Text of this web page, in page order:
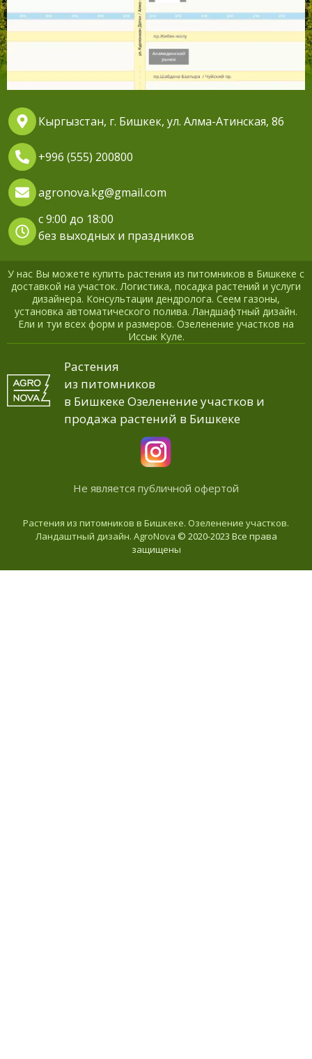
Кыргызстан, г. Бишкек, ул. Алма-Атинская, 86
+996 (555) 200800
agronova.kg@gmail.com
с 9:00 до 18:00
без выходных и праздников
У нас Вы можете купить растения из питомников в Бишкеке с
доставкой на участок. Логистика, посадка растений и услуги
дизайнера. Консультации дендролога. Сеем газоны,
установка автоматического полива. Ландшафтный дизайн.
Ели и туи всех форм и размеров. Озеленение участков на
Иссык Куле.
Растения
из питомников
в Бишкеке Озеленение участков и
продажа растений в Бишкеке
Не является публичной офертой
Растения из питомников в Бишкеке. Озеленение участков.
Ландаштный дизайн. AgroNova © 2020-2023 Все права
защищены